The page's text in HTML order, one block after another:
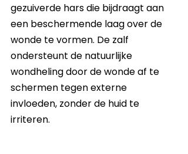
gezuiverde hars die bijdraagt aan
een beschermende laag over de
wonde te vormen. De zalf
ondersteunt de natuurlijke
wondheling door de wonde af te
schermen tegen externe
invloeden, zonder de huid te
irriteren.